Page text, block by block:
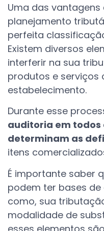
Uma das vantagens
planejamento
perfeita
Existem diversos
interferir na sua
produtos e serviços
estabelecimento.
Durante esse
auditoria em todos
determinam as
itens
É importante saber
podem ter bases
como, sua
modalidade de